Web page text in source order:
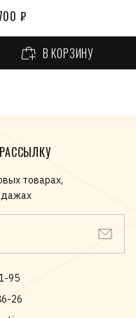
₽
В КОРЗИНУ
товарах,
95
26